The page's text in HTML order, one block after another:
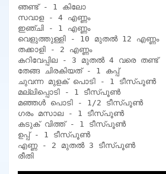
ഞണ്ട് - 1 കിലോ
സവാള - 4 എണ്ണം
ഇഞ്ചി - 1 എണ്ണം
വെളുത്തുള്ളി - 10 മുതൽ 12 എണ്ണം
തക്കാളി - 2 എണ്ണം
കറിവേപ്പില - 3 മുതൽ 4 വരെ തണ്ട്
തേങ്ങ ചിരകിയത് - 1 കപ്പ്
ചുവന്ന മുളക് പൊടി - 1 ടീസ്പൂൺ
മല്ലിപ്പൊടി - 1 ടീസ്പൂൺ
മഞ്ഞൾ പൊടി - 1/2 ടീസ്പൂൺ
ഗരം മസാല - 1 ടീസ്പൂൺ
കടുക് വിത്ത് - 1 ടീസ്പൂൺ
ഉപ്പ് - 1 ടീസ്പൂൺ
എണ്ണ - 2 മുതൽ 3 ടീസ്പൂൺ
രീതി